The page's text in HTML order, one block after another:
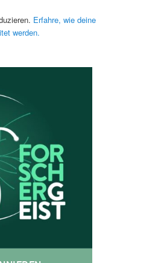
Erfahre, wie deine
werden.